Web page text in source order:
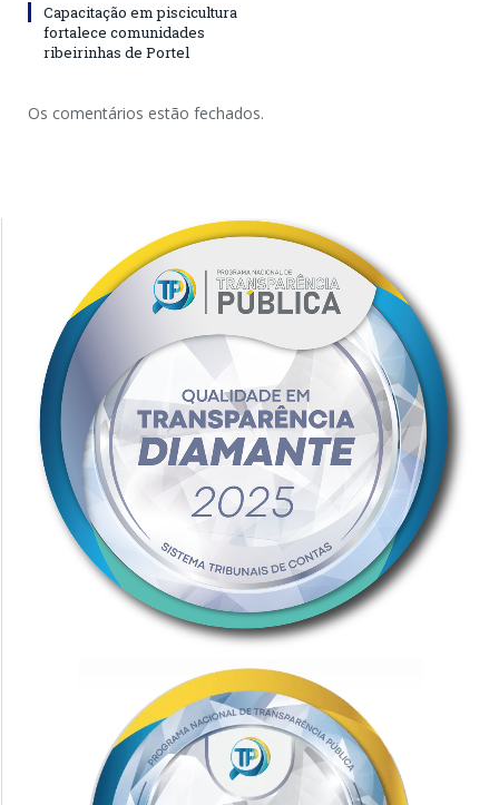
Capacitação em piscicultura
fortalece comunidades
ribeirinhas de Portel
Os comentários estão fechados.